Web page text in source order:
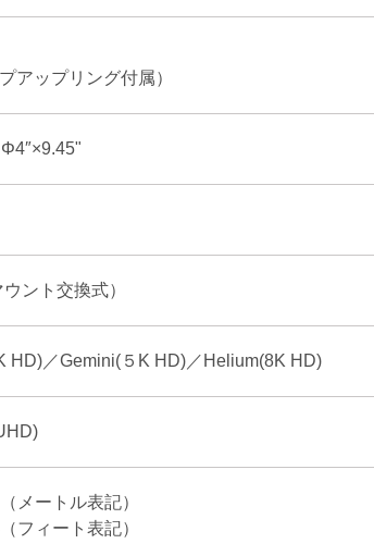
アップリング付属）
ント交換式）
HD)／Gemini(５K HD)／Helium(8K HD)
メートル表記）
フィート表記）